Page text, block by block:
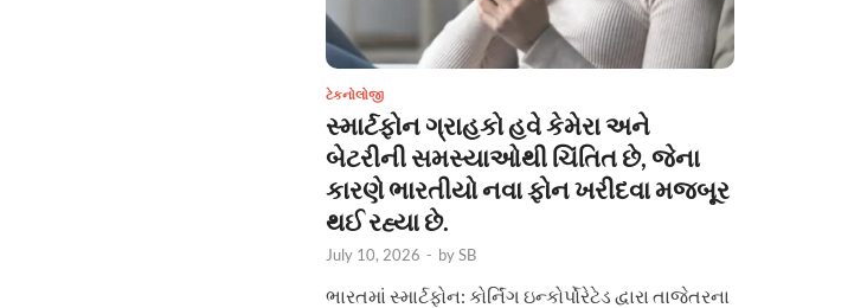
ટેકનોલોજી
સ્માર્ટફોન ગ્રાહકો હવે કેમેરા અને
બેટરીની સમસ્યાઓથી ચિંતિત છે, જેના
કારણે ભારતીયો નવા ફોન ખરીદવા મજબૂર
થઈ રહ્યા છે.
July 10, 2026 - bySB
ભારતમાં સ્માર્ટફોન: કોર્નિંગ ઇન્કોર્પોરેટેડ દ્વારા તાજેતરના